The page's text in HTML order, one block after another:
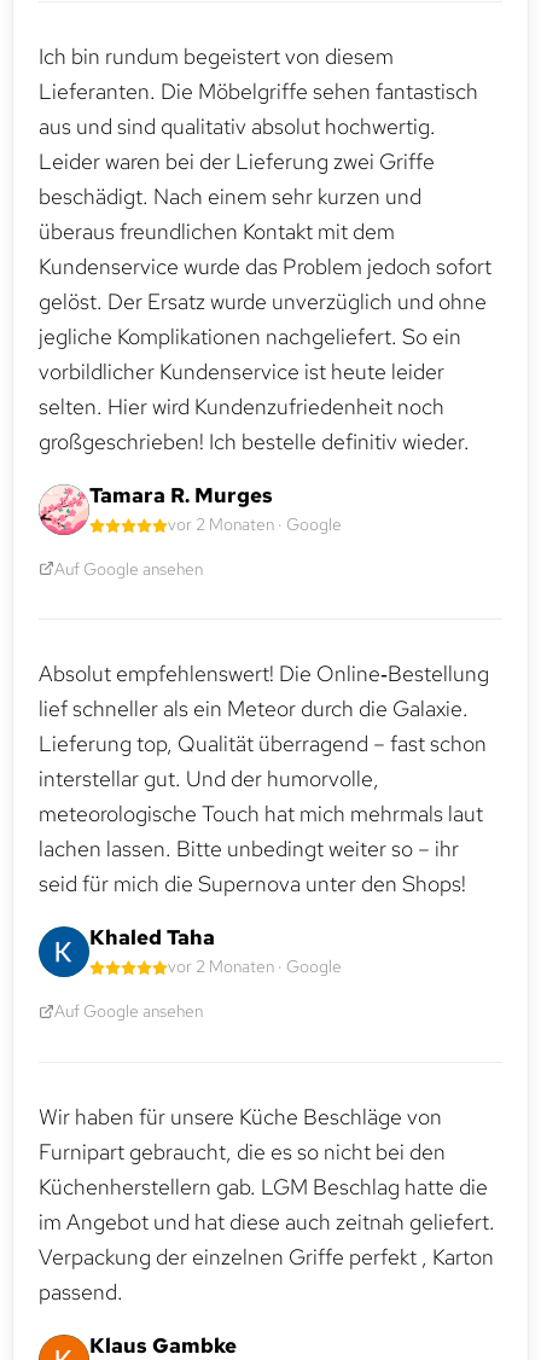
Ich bin rundum begeistert von diesem
Lieferanten. Die Möbelgriffe sehen fantastisch
aus und sind qualitativ absolut hochwertig.
Leider waren bei der Lieferung zwei Griffe
beschädigt. Nach einem sehr kurzen und
überaus freundlichen Kontakt mit dem
Kundenservice wurde das Problem jedoch sofort
gelöst. Der Ersatz wurde unverzüglich und ohne
jegliche Komplikationen nachgeliefert. So ein
vorbildlicher Kundenservice ist heute leider
selten. Hier wird Kundenzufriedenheit noch
großgeschrieben! Ich bestelle definitiv wieder.
Tamara R. Murges
vor 2 Monaten · Google
Auf Google ansehen
Absolut empfehlenswert! Die Online‑Bestellung
lief schneller als ein Meteor durch die Galaxie.
Lieferung top, Qualität überragend – fast schon
interstellar gut. Und der humorvolle,
meteorologische Touch hat mich mehrmals laut
lachen lassen. Bitte unbedingt weiter so – ihr
seid für mich die Supernova unter den Shops!
Khaled Taha
vor 2 Monaten · Google
Auf Google ansehen
Wir haben für unsere Küche Beschläge von
Furnipart gebraucht, die es so nicht bei den
Küchenherstellern gab. LGM Beschlag hatte die
im Angebot und hat diese auch zeitnah geliefert.
Verpackung der einzelnen Griffe perfekt , Karton
passend.
Klaus Gambke